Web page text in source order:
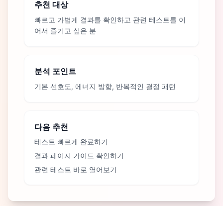
추천 대상
빠르고 가볍게 결과를 확인하고 관련 테스트를 이
어서 즐기고 싶은 분
분석 포인트
기본 선호도, 에너지 방향, 반복적인 결정 패턴
다음 추천
테스트 빠르게 완료하기
결과 페이지 가이드 확인하기
관련 테스트 바로 열어보기